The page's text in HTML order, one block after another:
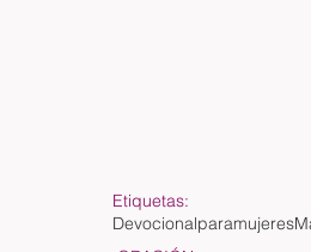
Etiquetas:
Devocionalparamujeres